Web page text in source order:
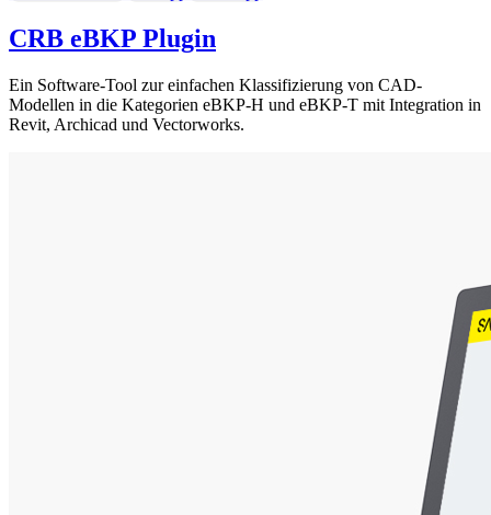
CRB eBKP Plugin
Ein Software-Tool zur einfachen Klassifizierung von CAD-
Modellen in die Kategorien eBKP-H und eBKP-T mit Integration in
Revit, Archicad und Vectorworks.